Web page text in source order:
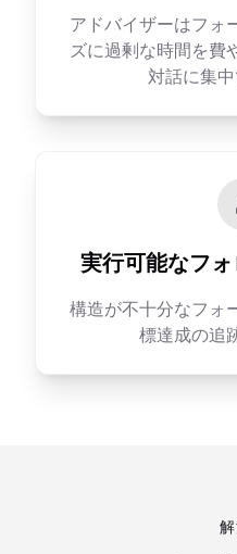
アドバイザーはフォ
ズに過剰な時間を費
対話に集中
実行可能なフ
構造が不十分なフォ
標達成の追